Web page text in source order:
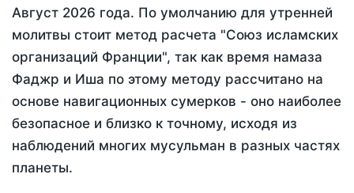
Август 2026 года. По умолчанию для утренней
молитвы стоит метод расчета "Союз исламских
организаций Франции", так как время намаза
Фаджр и Иша по этому методу рассчитано на
основе навигационных сумерков - оно наиболее
безопасное и близко к точному, исходя из
наблюдений многих мусульман в разных частях
планеты.